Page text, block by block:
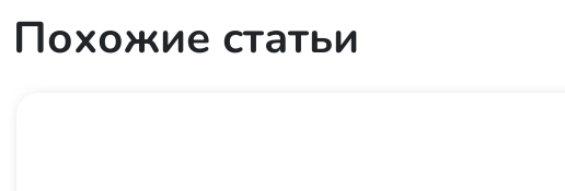
Похожие статьи